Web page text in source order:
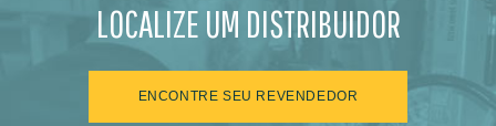
LOCALIZE UM DISTRIBUIDOR
ENCONTRE SEU REVENDEDOR